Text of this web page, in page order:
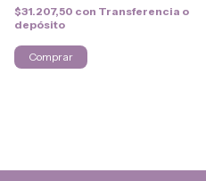
$31.207,50 con Transferencia o
depósito
Comprar